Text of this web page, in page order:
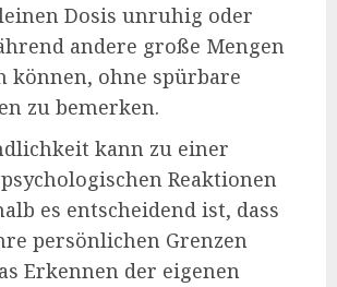
Dosis unruhig oder
andere große Mengen
können, ohne spürbare
zu bemerken.
kann zu einer
Reaktionen
es entscheidend ist, dass
persönlichen Grenzen
Erkennen der eigenen